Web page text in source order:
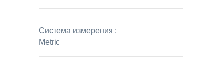
Система измерения :
Metric